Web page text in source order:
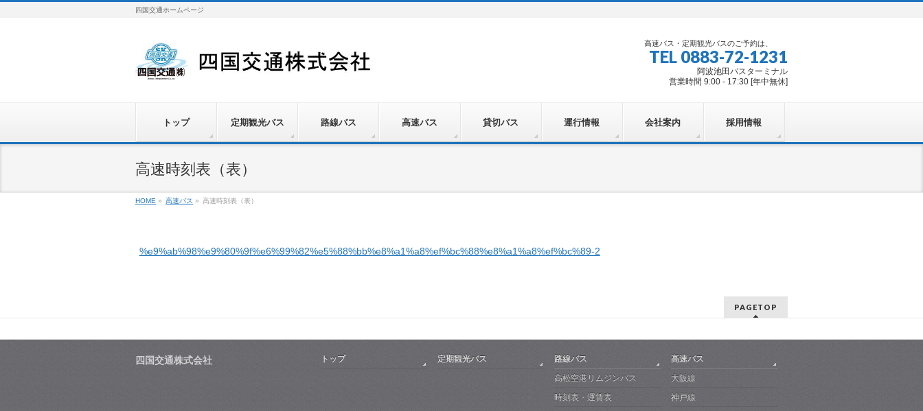
四国交通ホームページ
高速バス・定期観光バスのご予約は、
TEL 0883-72-1231
阿波池田バスターミナル
営業時間 9:00 - 17:30 [年中無休]
トップ 定期観光バス 路線バス 高速バス 貸切バス 運行情報 会社案内 採用情報
高速時刻表（表）
HOME » 高速バス » 高速時刻表（表）
%e9%ab%98%e9%80%9f%e6%99%82%e5%88%bb%e8%a1%a8%ef%bc%88%e8%a1%a8%ef%bc%89-2
PAGETOP
四国交通株式会社 トップ 定期観光バス
路線バス
高松空港リムジンバス
時刻表・運賃表
高速バス
大阪線
神戸線